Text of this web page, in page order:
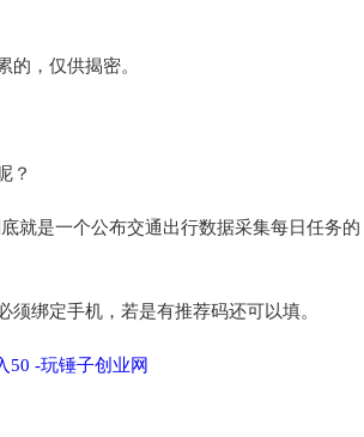
，仅供揭密。
？
就是一个公布交通出行数据采集每日任务的
绑定手机，若是有推荐码还可以填。